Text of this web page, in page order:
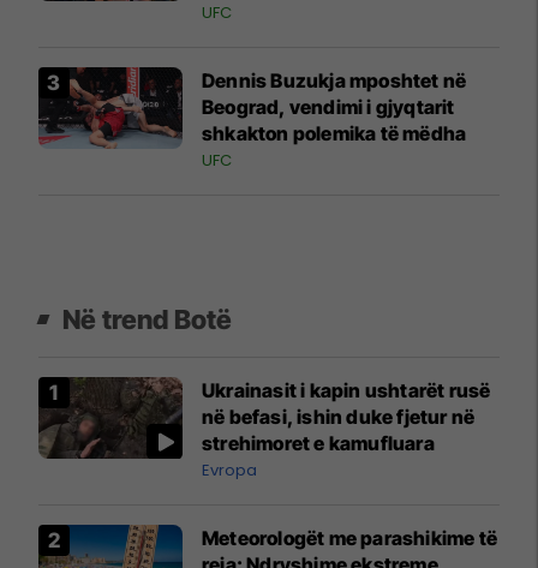
UFC
Dennis Buzukja mposhtet në
Beograd, vendimi i gjyqtarit
shkakton polemika të mëdha
UFC
Në trend Botë
Ukrainasit i kapin ushtarët rusë
në befasi, ishin duke fjetur në
strehimoret e kamufluara
Evropa
Meteorologët me parashikime të